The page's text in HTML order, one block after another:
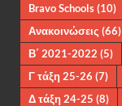
Bravo Schools(10)
Ανακοινώσεις (66)
Β΄ 2021-2022 (5)
Γ τάξη 25-26 (7)
Δ τάξη 24-25 (8)